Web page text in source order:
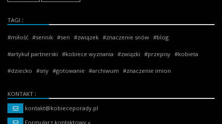
TAGI
miłość sennik sen związek znaczenie snów blog
artykuł partnerski kobiece wyznania związki przepisy kobieta
dziecko sny gotowanie archiwum znaczenie imion
KONTAKT
kontakt@kobieceporady.pl
Formularz kontaktowy »